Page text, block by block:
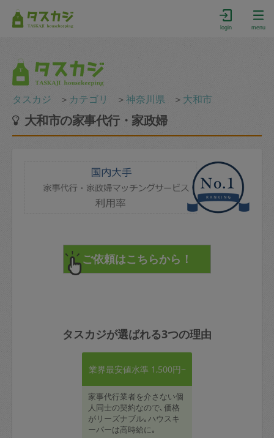
login menu
タスカジ ＞ カテゴリ ＞神奈川県 ＞ 大和市
大和市の家事代行・家政婦
タスカジが選ばれる3つの理由
業界最安値水準 1,500円~
家事代行業者を介さない個
人同士の契約なので､価格
がリーズナブル｡ハウスキ
ーパーは高時給に｡